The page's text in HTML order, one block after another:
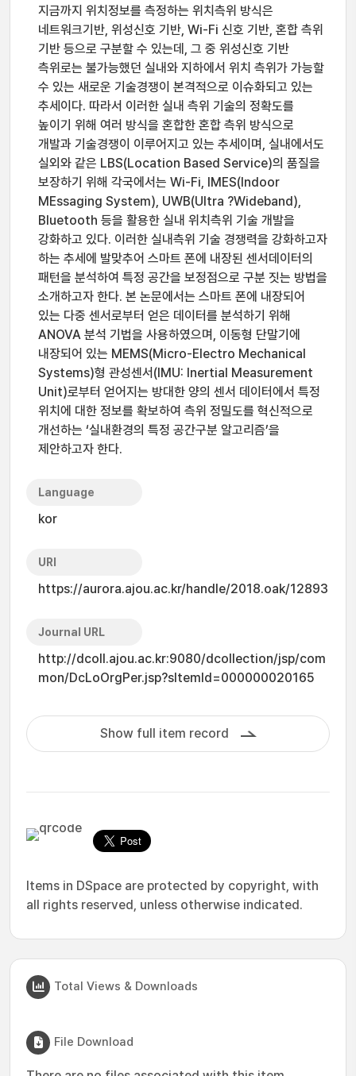
지금까지 위치정보를 측정하는 위치측위 방식은
네트워크기반, 위성신호 기반, Wi-Fi 신호 기반, 혼합 측위
기반 등으로 구분할 수 있는데, 그 중 위성신호 기반
측위로는 불가능했던 실내와 지하에서 위치 측위가 가능할
수 있는 새로운 기술경쟁이 본격적으로 이슈화되고 있는
추세이다. 따라서 이러한 실내 측위 기술의 정확도를
높이기 위해 여러 방식을 혼합한 혼합 측위 방식으로
개발과 기술경쟁이 이루어지고 있는 추세이며, 실내에서도
실외와 같은 LBS(Location Based Service)의 품질을
보장하기 위해 각국에서는 Wi-Fi, IMES(Indoor
MEssaging System), UWB(Ultra ?Wideband),
Bluetooth 등을 활용한 실내 위치측위 기술 개발을
강화하고 있다. 이러한 실내측위 기술 경쟁력을 강화하고자
하는 추세에 발맞추어 스마트 폰에 내장된 센서데이터의
패턴을 분석하여 특정 공간을 보정점으로 구분 짓는 방법을
소개하고자 한다. 본 논문에서는 스마트 폰에 내장되어
있는 다중 센서로부터 얻은 데이터를 분석하기 위해
ANOVA 분석 기법을 사용하였으며, 이동형 단말기에
내장되어 있는 MEMS(Micro-Electro Mechanical
Systems)형 관성센서(IMU: Inertial Measurement
Unit)로부터 얻어지는 방대한 양의 센서 데이터에서 특정
위치에 대한 정보를 확보하여 측위 정밀도를 혁신적으로
개선하는 ‘실내환경의 특정 공간구분 알고리즘’을
제안하고자 한다.
Language
kor
URI
https://aurora.ajou.ac.kr/handle/2018.oak/12893
Journal URL
http://dcoll.ajou.ac.kr:9080/dcollection/jsp/com
mon/DcLoOrgPer.jsp?sItemId=000000020165
Show full item record
Items in DSpace are protected by copyright, with
all rights reserved, unless otherwise indicated.
Total Views & Downloads
File Download